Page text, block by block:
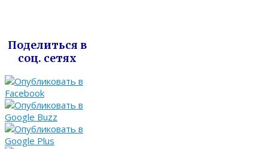
Поделиться в
соц. сетях